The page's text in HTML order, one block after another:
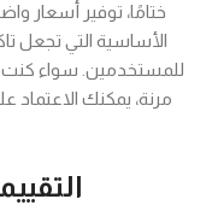
ختامًا، توفير أسعار
الأساسية التي تجعل
للمستخدمين. سواء كنت
مرنة، يمكنك الاعتماد